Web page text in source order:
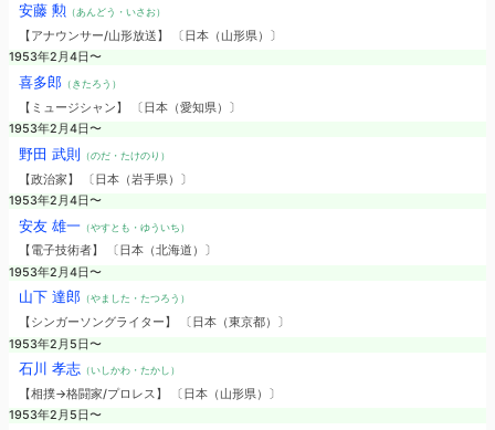
安藤 勲 （あんどう・いさお）
【アナウンサー/山形放送】 〔日本（山形県）〕
1953年2月4日〜
喜多郎（きたろう）
【ミュージシャン】 〔日本（愛知県）〕
1953年2月4日〜
野田 武則 （のだ・たけのり）
【政治家】 〔日本（岩手県）〕
1953年2月4日〜
安友 雄一（やすとも・ゆういち）
【電子技術者】 〔日本（北海道）〕
1953年2月4日〜
山下 達郎（やました・たつろう）
【シンガーソングライター】 〔日本（東京都）〕
1953年2月5日〜
石川 孝志（いしかわ・たかし）
【相撲→格闘家/プロレス】 〔日本（山形県）〕
1953年2月5日〜